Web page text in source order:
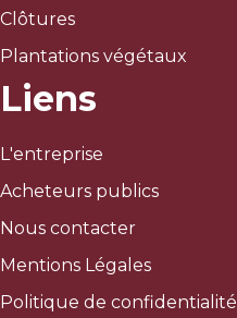
Clôtures
Plantations végétaux
Liens
L'entreprise
Acheteurs publics
Nous contacter
Mentions Légales
Politique de confidentialité